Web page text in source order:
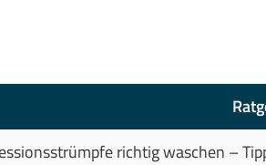
richtig waschen –